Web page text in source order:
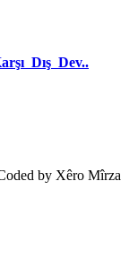
Dış Dev..
by Xêro Mîrza